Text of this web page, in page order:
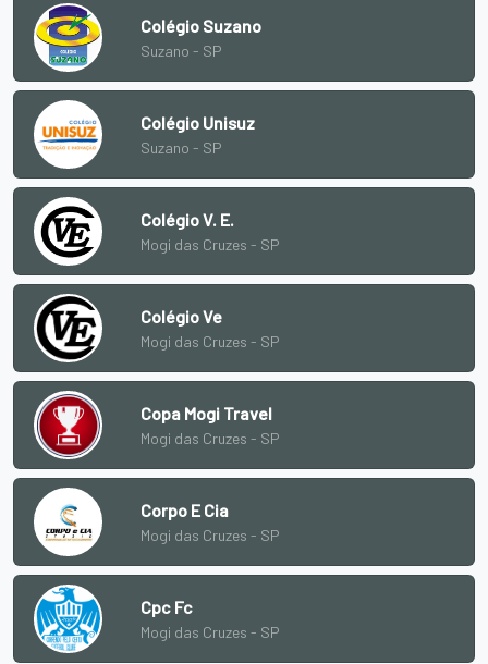
Colégio Suzano
Suzano - SP
Colégio Unisuz
Suzano - SP
Colégio V. E.
Mogi das Cruzes - SP
Colégio Ve
Mogi das Cruzes - SP
Copa Mogi Travel
Mogi das Cruzes - SP
Corpo E Cia
Mogi das Cruzes - SP
Cpc Fc
Mogi das Cruzes - SP